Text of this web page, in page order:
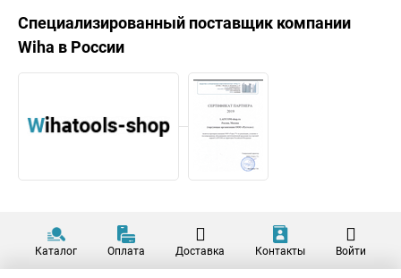
Специализированный поставщик компании
Wiha в России
Каталог Оплата Доставка Контакты Войти